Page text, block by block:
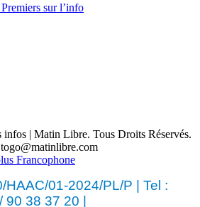
sur l’info
| Matin Libre. Tous Droits Réservés.
Francophone
HAAC/01-2024/PL/P | Tel :
90 38 37 20 |